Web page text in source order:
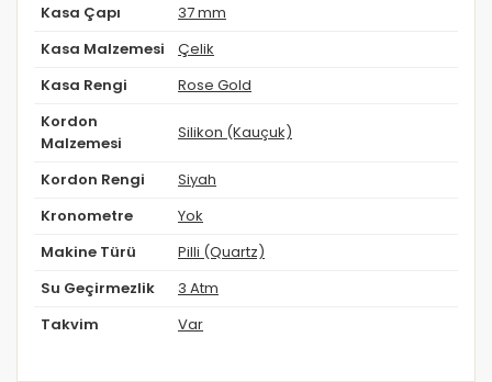
Kasa Çapı 37 mm
Kasa Malzemesi Çelik
Kasa Rengi Rose Gold
Kordon
Malzemesi
Silikon (Kauçuk)
Kordon Rengi Siyah
Kronometre Yok
Makine Türü Pilli (Quartz)
Su Geçirmezlik 3 Atm
Takvim Var